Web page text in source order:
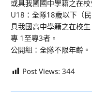
或具我國國中學籍之在
U18：全隊18歲以下（
具我國高中學籍之在校
專 1至專3者。
公開組：全隊不限年齡。
Post Views: 344